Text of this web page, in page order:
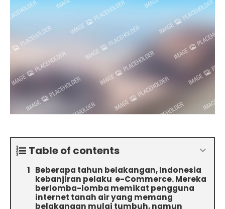
Table of contents
Beberapa tahun belakangan, Indonesia
kebanjiran pelaku e-Commerce. Mereka
berlomba-lomba memikat pengguna
internet tanah air yang memang
belakangan mulai tumbuh, namun